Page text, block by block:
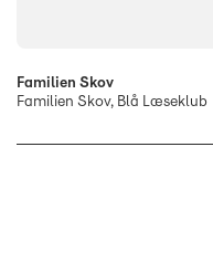
Familien Skov
Familien Skov, Blå Læseklub